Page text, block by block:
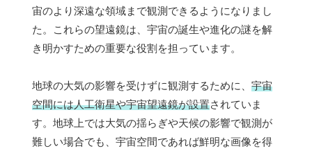
宙のより深遠な領域まで観測できるようになりまし
た。これらの望遠鏡は、宇宙の誕生や進化の謎を解
き明かすための重要な役割を担っています。
地球の大気の影響を受けずに観測するために、 宇宙
空間には人工衛星や宇宙望遠鏡が設置されていま
す。地球上では大気の揺らぎや天候の影響で観測が
難しい場合でも、宇宙空間であれば鮮明な画像を得